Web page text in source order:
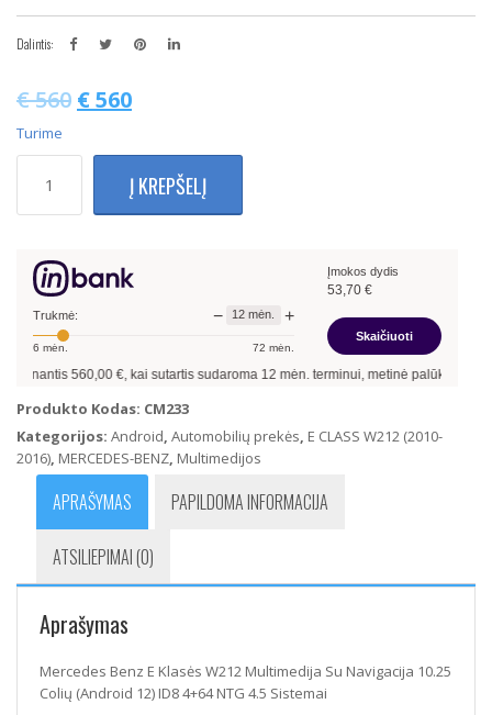
Dalintis:
€560 €560
Turime
kiekis:
Klasės
W212
Multimedija
Su
10.25
Colių
(Android
12)
ID8
Sistemai
Į KREPŠELĮ
Trukmė: − 12 mėn. +
6 mėn. 72 mėn.
Įmokos dydis
53,70 €
Skaičiuoti
560,00€, kai sutartis sudaroma12mėn. terminui, metinė palūkanų norma –
Produkto Kodas: CM233
Kategorijos: Android, Automobilių prekės, E CLASS W212 (2010-
2016), MERCEDES-BENZ, Multimedijos
APRAŠYMAS PAPILDOMA INFORMACIJA
ATSILIEPIMAI (0)
Aprašymas
Mercedes Benz E Klasės W212 Multimedija Su Navigacija 10.25
Colių (Android 12) ID8 4+64 NTG 4.5 Sistemai